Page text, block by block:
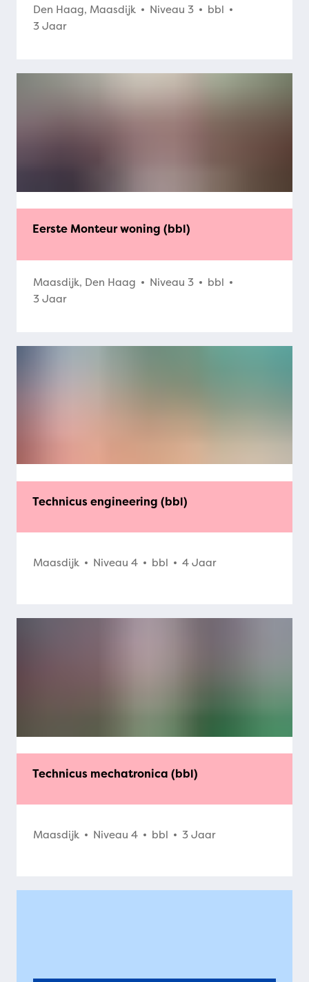
Den Haag, Maasdijk Niveau 3
bbl
3 Jaar
Eerste Monteur woning (bbl)
Maasdijk, Den Haag Niveau 3
bbl
3 Jaar
Technicus engineering (bbl)
Maasdijk Niveau 4 bbl 4 Jaar
Technicus mechatronica (bbl)
Maasdijk Niveau 4 bbl 3 Jaar